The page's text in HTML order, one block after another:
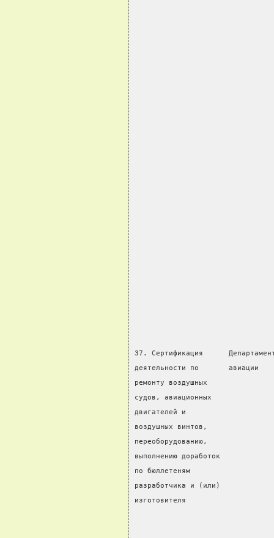
37. Сертификация
деятельности по       авиации
ремонту воздушных
судов, авиационных
двигателей и
воздушных винтов,
переоборудованию,
выполнению доработок
по бюллетеням
разработчика и (или)
изготовителя